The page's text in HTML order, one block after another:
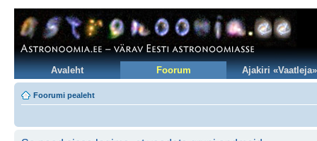
Avaleht Foorum Ajakiri «Vaatleja»
Foorumi pealeht